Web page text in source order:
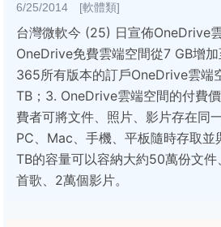
6/25/2014 [軟體類]
台灣微軟今 (25) 日宣佈OneDrive
OneDrive免費雲端空間從7 GB增
365所有版本的訂戶OneDrive雲端
TB；3. OneDrive雲端空間的付費
費者可將文件、照片、影片存在同
PC、Mac、手機、平板隨時存取並
TB的容量可以容納大約50萬份文
首歌、2萬個影片。